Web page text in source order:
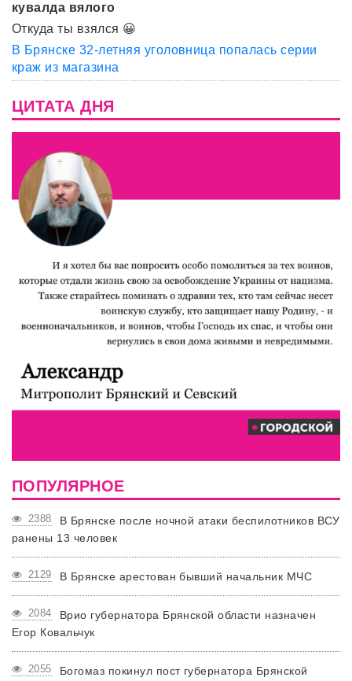
кувалда вялого
Откуда ты взялся 😀
В Брянске 32-летняя уголовница попалась серии
краж из магазина
ЦИТАТА ДНЯ
ПОПУЛЯРНОЕ
2388
В Брянске после ночной атаки беспилотников ВСУ
ранены 13 человек
2129 В Брянске арестован бывший начальник МЧС
2084
Врио губернатора Брянской области назначен
Егор Ковальчук
2055
Богомаз покинул пост губернатора Брянской